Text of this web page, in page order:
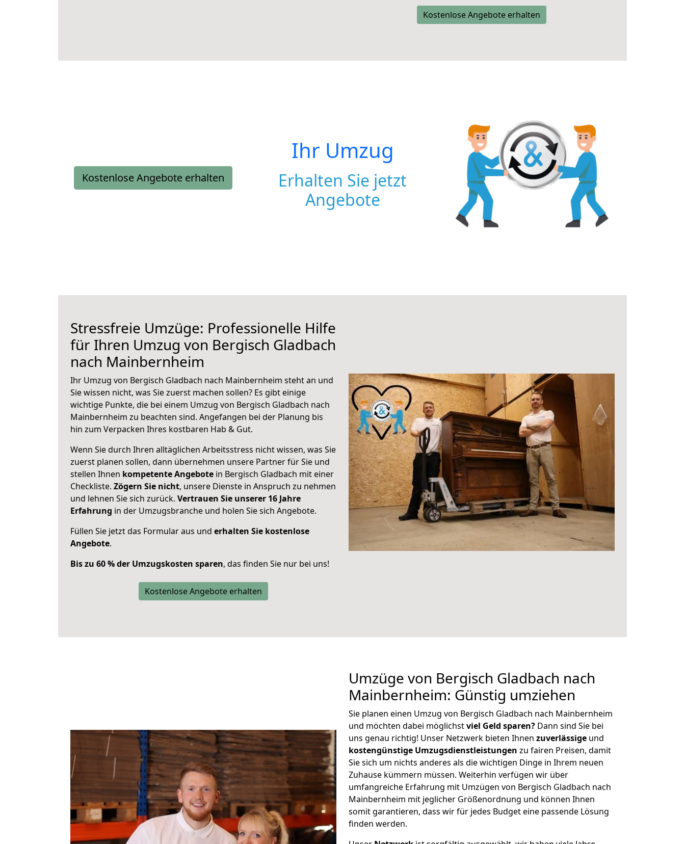
Kostenlose Angebote erhalten
Kostenlose Angebote erhalten
Ihr Umzug
Erhalten Sie jetzt
Angebote
Stressfreie Umzüge: Professionelle Hilfe
für Ihren Umzug von Bergisch Gladbach
nach Mainbernheim
Ihr Umzug von Bergisch Gladbach nach Mainbernheim steht an und
Sie wissen nicht, was Sie zuerst machen sollen? Es gibt einige
wichtige Punkte, die bei einem Umzug von Bergisch Gladbach nach
Mainbernheim zu beachten sind. Angefangen bei der Planung bis
hin zum Verpacken Ihres kostbaren Hab & Gut.
Wenn Sie durch Ihren alltäglichen Arbeitsstress nicht wissen, was Sie
zuerst planen sollen, dann übernehmen unsere Partner für Sie und
stellen Ihnen kompetente Angebote in Bergisch Gladbach mit einer
Checkliste. Zögern Sie nicht, unsere Dienste in Anspruch zu nehmen
und lehnen Sie sich zurück. Vertrauen Sie unserer 16 Jahre
Erfahrung in der Umzugsbranche und holen Sie sich Angebote.
Füllen Sie jetzt das Formular aus und erhalten Sie kostenlose
Angebote.
Bis zu 60 % der Umzugskosten sparen, das finden Sie nur bei uns!
Kostenlose Angebote erhalten
Umzüge von Bergisch Gladbach nach
Mainbernheim: Günstig umziehen
Sie planen einen Umzug von Bergisch Gladbach nach Mainbernheim
und möchten dabei möglichstviel Geld sparen? Dann sind Sie bei
uns genau richtig! Unser Netzwerk bieten Ihnen zuverlässige und
kostengünstige Umzugsdienstleistungen zu fairen Preisen, damit
Sie sich um nichts anderes als die wichtigen Dinge in Ihrem neuen
Zuhause kümmern müssen. Weiterhin verfügen wir über
umfangreiche Erfahrung mit Umzügen von Bergisch Gladbach nach
Mainbernheim mit jeglicher Größenordnung und können Ihnen
somit garantieren, dass wir für jedes Budget eine passende Lösung
finden werden.